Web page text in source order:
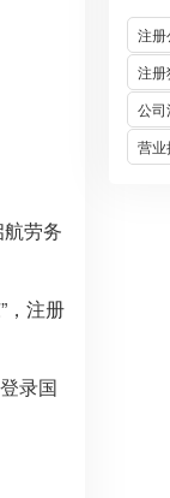
注册
注册
公司
营业
劳务
，注册
录国